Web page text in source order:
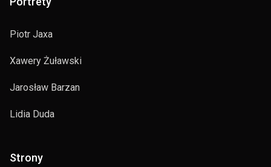
Piotr Jaxa
Xawery Żuławski
Jarosław Barzan
Lidia Duda
Strony